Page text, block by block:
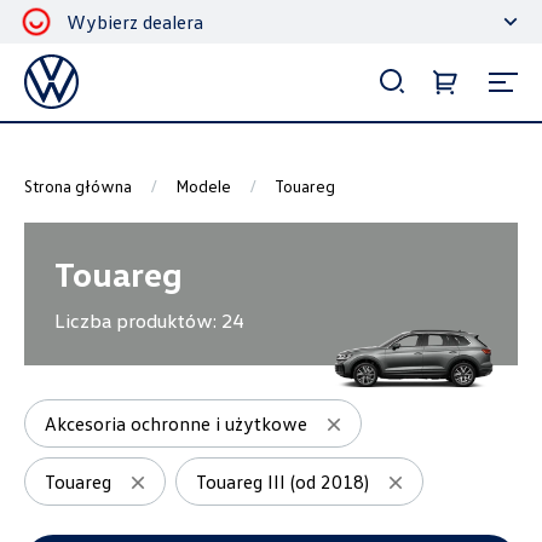
Wybierz dealera
Strona główna Modele Touareg
Touareg
Liczba produktów: 24
Akcesoria ochronne i użytkowe
Touareg Touareg III (od 2018)
Filtrowanie i sortowanie
Sortuj
Pokaż na stronie
Kategorie
Akcesoria ochronne i użytkowe